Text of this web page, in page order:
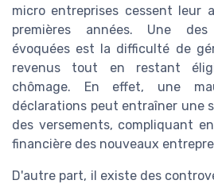
micro entreprises cessent leur
premières années. Une des
évoquées est la difficulté de
revenus tout en restant
chômage. En effet, une
déclarations peut entraîner une
des versements, compliquant
financière des nouveaux
D'autre part, il existe des